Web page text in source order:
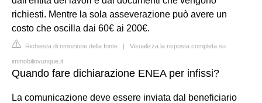
richiesti. Mentre la sola asseverazione può avere un
costo che oscilla dai 60€ ai 200€.
Richiesta di rimozione della fonte | Visualizza la risposta completa su
immobiliovunque.it
Quando fare dichiarazione ENEA per infissi?
La comunicazione deve essere inviata dal beneficiario